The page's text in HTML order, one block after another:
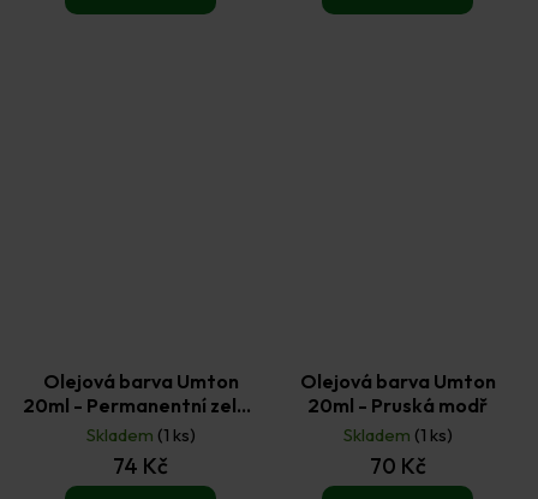
Olejová barva Umton
20ml - Permanentní zeleň
světlá
Skladem (1 ks)
74 Kč
Olejová barva Umton
20ml - Pruská modř
Skladem (1 ks)
70 Kč